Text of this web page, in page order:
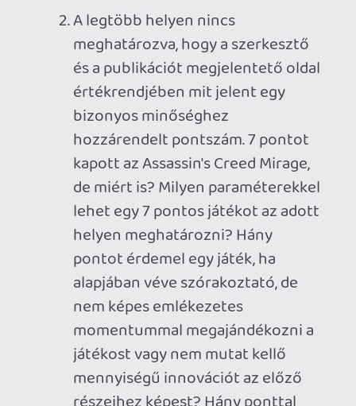
olyan játéktól (Ghost of Tsushima - Edge:
6, Metascore:83), amiért oda vannak a
játékosok (User Score: 91) és a Gamer365
(10) is, akiket szintén nem lehet azzal
vádolni, hogy gyakran nyomkodják a 10-
es pecsétet. Olyan is előfordul, hogy
tisztában vagyok vele, hogy az éppen
játszott játék közel sem hibátlan,
objektív szemmel 7 pontnál én sem
tudnék többet dobni rá, mégis képes
10/10-es szintű élményt nyújtani
számomra valamiért: The Last Guardian,
Marvel's Iron Man VR, Doom VFR, Mafia:
Definitive Edition, Beyond: Two Souls.
Egyetlen kritika önmagában soha nem
tud meggyőzni, legyen az akármennyire
pozitív vagy negatív hangvételű is, hiszen
elérhetetlen vállalkozás, hogy valami
100%-osan objektív legyen és nem is kell
annak lennie. Viszont ha azt látom, hogy